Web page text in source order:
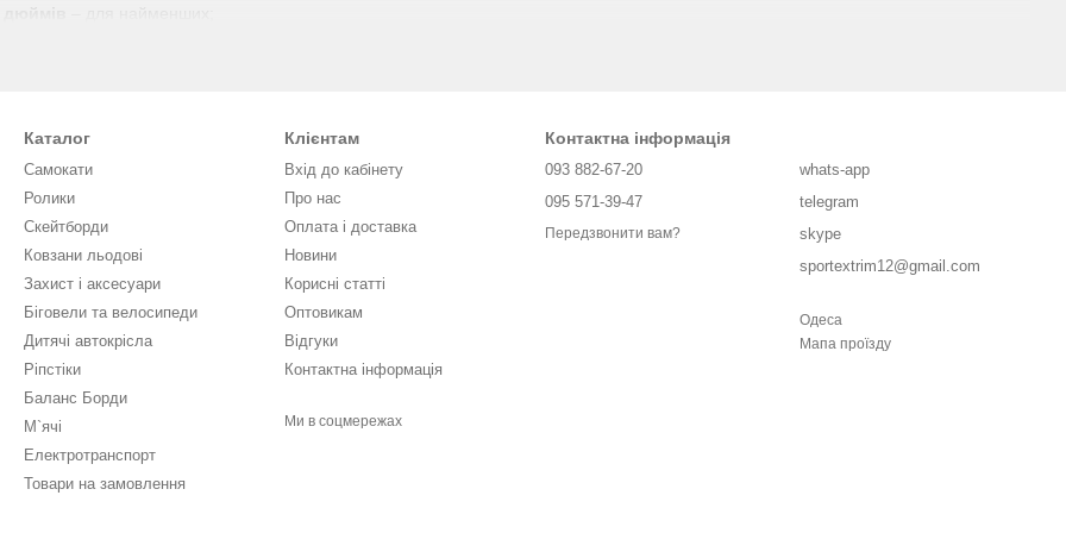
Україні
покупкою
онлайн на Sport-Extrim
онлайн у нас, ви отримуєте якісну модель за розумною ціною з офіційною гарантією. Наші менеджери допоможуть з
способу життя вашої дитини разом зі
Каталог
Самокати
Ролики
Скейтборди
Ковзани льодові
Захист і аксесуари
Біговели та велосипеди
Дитячі автокрісла
Ріпстіки
Баланс Борди
М`ячі
Електротранспорт
Товари на замовлення
Клієнтам
Вхід до кабінету
Про нас
Оплата і доставка
Новини
Кориcні статті
Оптовикам
Відгуки
Контактна інформація
Ми в соцмережах
Контактна інформація
093 882-67-20
095 571-39-47
Передзвонити вам?
whats-app
telegram
skype
sportextrim12@gmail.com
Одеса
Мапа проїзду